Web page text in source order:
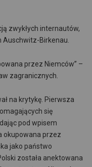
zwykłych internautów,
Auschwitz-Birkenau.
przez Niemców” –
zagranicznych.
na krytykę. Pierwsza
się
pod wpisem
okupowana przez
jako państwo
została anektowana